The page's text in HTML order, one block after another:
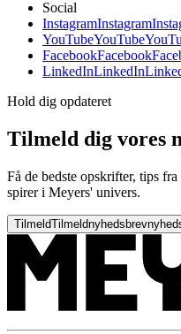
Social
InstagramInstagram
YouTubeYouTube
FacebookFacebook
LinkedInLinkedIn
Hold dig opdateret
Tilmeld dig vores
Få de bedste opskrifter, tips
spirer i Meyers' univers.
TilmeldTilmeldnyhedsbrev